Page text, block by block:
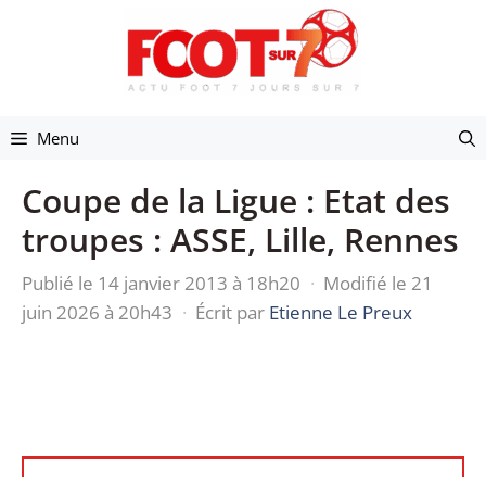
Menu
Coupe de la Ligue : Etat des
troupes : ASSE, Lille, Rennes
Publié le 14 janvier 2013 à 18h20 · Modifié le 21
juin 2026 à 20h43 · Écrit par Etienne Le Preux